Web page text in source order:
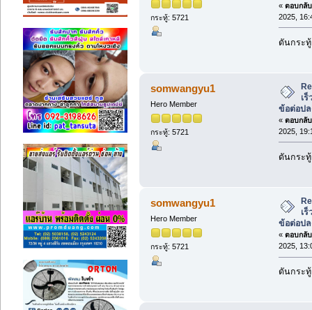
กระทู้: 5721
« ตอบกลั
2025,
ดันกระทู้
somwangyu1
Hero Member
กระทู้: 5721
เ
ข้อต่อปล
« ตอบกลั
2025,
ดันกระทู้
somwangyu1
Hero Member
กระทู้: 5721
เ
ข้อต่อปล
« ตอบกลั
2025,
ดันกระทู้